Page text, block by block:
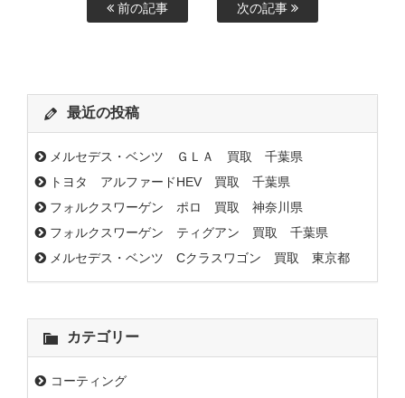
前の記事 次の記事
最近の投稿
メルセデス・ベンツ ＧＬＡ 買取 千葉県
トヨタ アルファードHEV 買取 千葉県
フォルクスワーゲン ポロ 買取 神奈川県
フォルクスワーゲン ティグアン 買取 千葉県
メルセデス・ベンツ Cクラスワゴン 買取 東京都
カテゴリー
コーティング